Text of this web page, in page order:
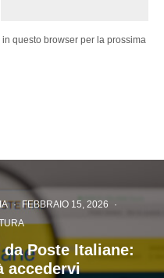
questo browser per la prossima
· FEBBRAIO 15, 2026
·
Poste Italiane:
accedervi